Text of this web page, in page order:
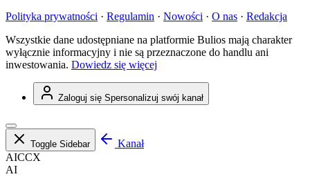
Polityka prywatności · Regulamin · Nowości · O nas · Redakcja
Wszystkie dane udostępniane na platformie Bulios mają charakter
wyłącznie informacyjny i nie są przeznaczone do handlu ani
inwestowania. Dowiedz się więcej
Zaloguj się Spersonalizuj swój kanał
Toggle Sidebar
Kanał
AICCX
AI